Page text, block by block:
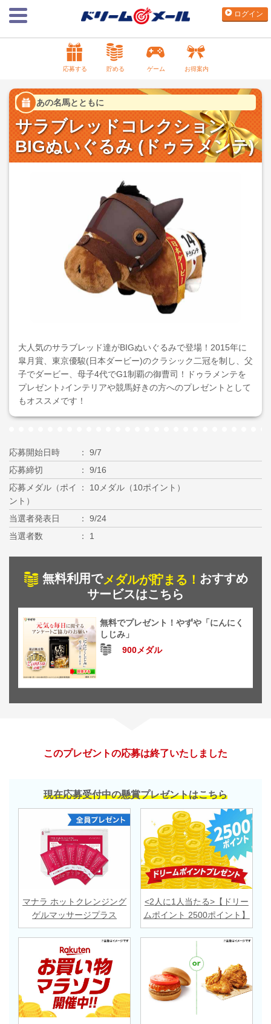
ログイン
応募する 貯める ゲーム お得案内
あの名馬とともに
サラブレッドコレクション
BIGぬいぐるみ (ドゥラメンテ)
大人気のサラブレッド達がBIGぬいぐるみで登場！2015年に
皐月賞、東京優駿(日本ダービー)のクラシック二冠を制し、父
子でダービー、母子4代でG1制覇の御曹司！ドゥラメンテを
プレゼント♪インテリアや競馬好きの方へのプレゼントとして
もオススメです！
応募開始日時
9/7
応募締切
9/16
応募メダル（ポイ
ント）
10メダル（10ポイント）
当選者発表日
9/24
当選者数
1
無料利用でメダルが貯まる！ おすすめ
サービスはこちら
無料でプレゼント！やずや「にんにく
しじみ」
900メダル
このプレゼントの応募は終了いたしました
現在応募受付中の懸賞プレゼントはこちら
マナラ ホットクレンジング
ゲルマッサージプラス
<2人に1人当たる>【ドリー
ムポイント 2500ポイント】